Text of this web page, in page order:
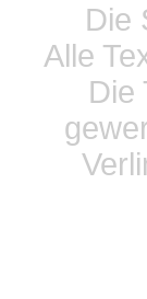
Die
Alle
Die